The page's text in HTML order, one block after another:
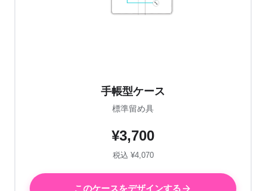
手帳型ケース
標準留め具
¥3,700
税込 ¥4,070
このケースをデザインする